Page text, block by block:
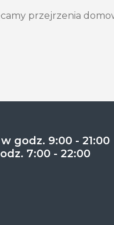
przejrzenia
godz. 9:00 - 21:00
7:00 - 22:00